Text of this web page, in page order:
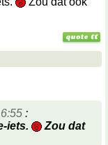
:
iets.
Zou dat